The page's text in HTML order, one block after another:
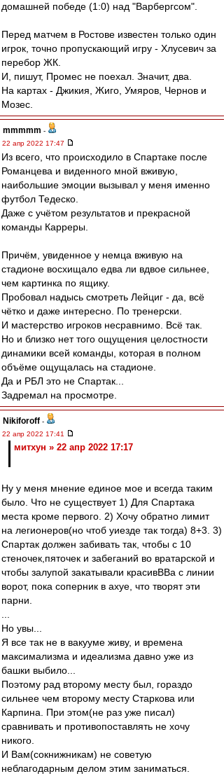
домашней победе (1:0) над "Варбергсом".
Перед матчем в Ростове известен только один
игрок, точно пропускающий игру - Хлусевич за
перебор ЖК.
И, пишут, Промес не поехал. Значит, два.
На картах - Джикия, Жиго, Умяров, Чернов и
Мозес.
mmmmm -
22 апр 2022 17:47
Из всего, что происходило в Спартаке после
Романцева и виденного мной вживую,
наибольшие эмоции вызывал у меня именно
футбол Тедеско.
Даже с учётом результатов и прекрасной
команды Карреры.
Причём, увиденное у немца вживую на
стадионе восхищало едва ли вдвое сильнее,
чем картинка по ящику.
Пробовал надысь смотреть Лейциг - да, всё
чётко и даже интересно. По тренерски.
И мастерство игроков несравнимо. Всё так.
Но и близко нет того ощущения целостности
динамики всей команды, которая в полном
объёме ощущалась на стадионе.
Да и РБЛ это не Спартак...
Задремал на просмотре.
Nikiforoff -
22 апр 2022 17:41
митхун » 22 апр 2022 17:17
Ну у меня мнение единое мое и всегда таким
было. Что не существует 1) Для Спартака
места кроме первого. 2) Хочу обратно лимит
на легионеров(но чтоб уиезде так тогда) 8+3. 3)
Спартак должен забивать так, чтобы с 10
стеночек,пяточек и забеганий во вратарской и
чтобы залупой закатывали красивВВа с линии
ворот, пока соперник в ахуе, что творят эти
парни.
Но увы...
Я все так не в вакууме живу, и времена
максимализма и идеализма давно уже из
башки выбило...
Поэтому рад второму месту был, гораздо
сильнее чем второму месту Старкова или
Карпина. При этом(не раз уже писал)
сравнивать и противопоставлять не хочу
никого.
И Вам(сокнижникам) не советую
неблагодарным делом этим заниматься.